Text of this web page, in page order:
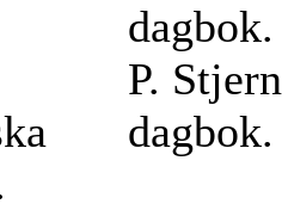
dagbok.
P.
dagbok.